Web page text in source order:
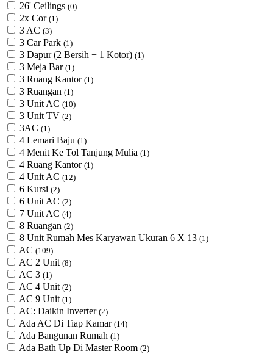
26' Ceilings (0)
2x Cor (1)
3 AC (3)
3 Car Park (1)
3 Dapur (2 Bersih + 1 Kotor) (1)
3 Meja Bar (1)
3 Ruang Kantor (1)
3 Ruangan (1)
3 Unit AC (10)
3 Unit TV (2)
3AC (1)
4 Lemari Baju (1)
4 Menit Ke Tol Tanjung Mulia (1)
4 Ruang Kantor (1)
4 Unit AC (12)
6 Kursi (2)
6 Unit AC (2)
7 Unit AC (4)
8 Ruangan (2)
8 Unit Rumah Mes Karyawan Ukuran 6 X 13 (1)
AC (109)
AC 2 Unit (8)
AC 3 (1)
AC 4 Unit (2)
AC 9 Unit (1)
AC: Daikin Inverter (2)
Ada AC Di Tiap Kamar (14)
Ada Bangunan Rumah (1)
Ada Bath Up Di Master Room (2)